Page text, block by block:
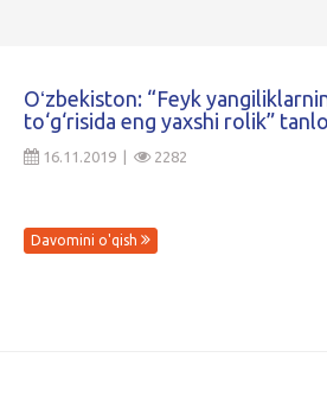
Oʻzbekiston: “Feyk
to‘g‘risida eng yaxshi rolik”
16.11.2019 | 2282
Davomini o'qish